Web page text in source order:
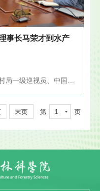
事长马荣才到水产
末页 第 1 页